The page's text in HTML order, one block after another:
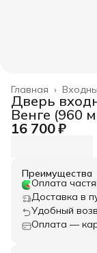
Главная ›
Дверь
Венге (960
16 700 ₽
Преимущества
Оплата
Доставка в
Удобный
Оплата —